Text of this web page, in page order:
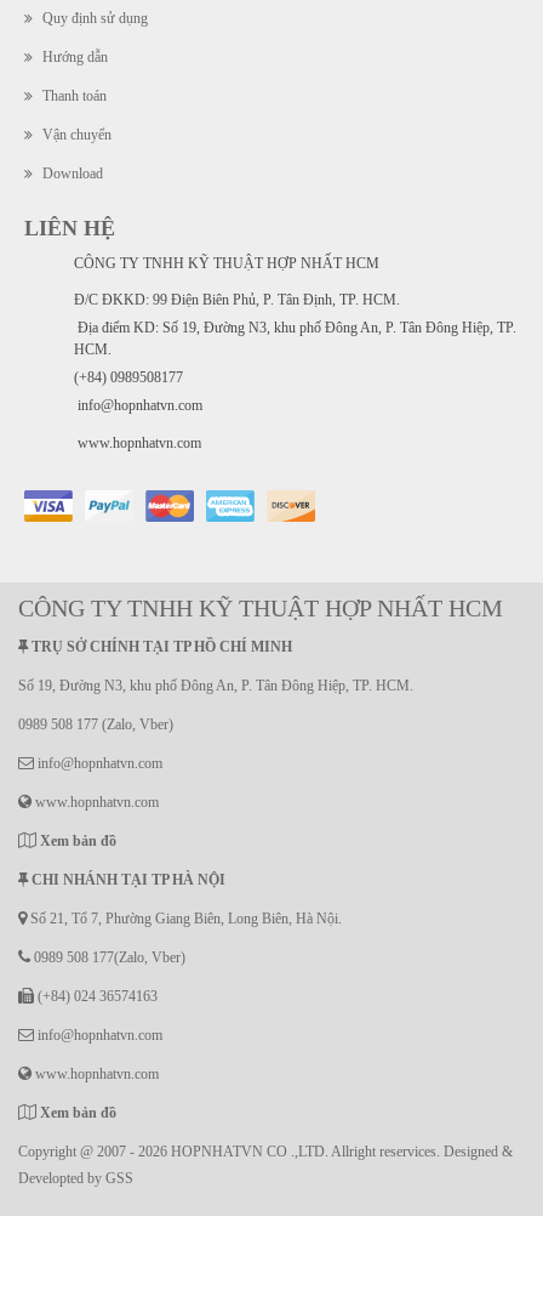
Quy định sử dụng
Hướng dẫn
Thanh toán
Vận chuyển
Download
LIÊN HỆ
CÔNG TY TNHH KỸ THUẬT HỢP NHẤT HCM
Đ/C ĐKKD: 99 Điện Biên Phủ, P. Tân Định, TP. HCM.
Địa điểm KD: Số 19, Đường N3, khu phố Đông An, P. Tân Đông Hiệp, TP.
HCM.
(+84) 0989508177
info@hopnhatvn.com
www.hopnhatvn.com
CÔNG TY TNHH KỸ THUẬT HỢP NHẤT HCM
TRỤ SỞ CHÍNH TẠI TP HỒ CHÍ MINH
Số 19, Đường N3, khu phố Đông An, P. Tân Đông Hiệp, TP. HCM.
0989 508 177 (Zalo, Vber)
info@hopnhatvn.com
www.hopnhatvn.com
Xem bản đồ
CHI NHÁNH TẠI TP HÀ NỘI
Số 21, Tổ 7, Phường Giang Biên, Long Biên, Hà Nội.
0989 508 177(Zalo, Vber)
(+84) 024 36574163
info@hopnhatvn.com
www.hopnhatvn.com
Xem bản đồ
Copyright @ 2007 - 2026 HOPNHATVN CO .,LTD. Allright reservices. Designed &
Developted by GSS